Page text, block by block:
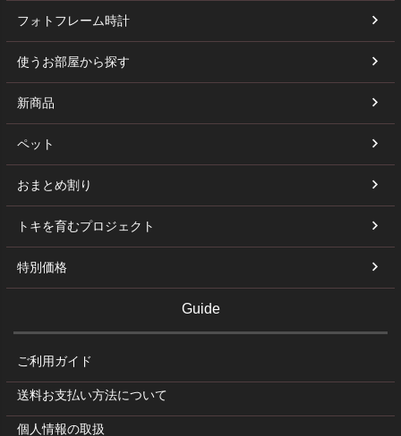
フォトフレーム時計
使うお部屋から探す
新商品
ペット
おまとめ割り
トキを育むプロジェクト
特別価格
Guide
ご利用ガイド
送料お支払い方法について
個人情報の取扱